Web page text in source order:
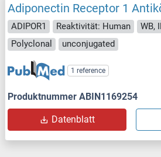
Adiponectin Receptor 1
ADIPOR1 Reaktivität: Human WB,
Polyclonal
unconjugated
1 reference
Produktnummer ABIN1169254
Datenblatt